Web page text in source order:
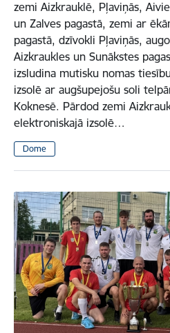
zemi Aizkrauklē, Pļaviņās,
un Zalves pagastā, zemi ar
pagastā, dzīvokli Pļaviņās,
Aizkraukles un Sunākstes
izsludina mutisku nomas
izsolē ar augšupejošu soli
Koknesē. Pārdod zemi
elektroniskajā izsolē…
Dome